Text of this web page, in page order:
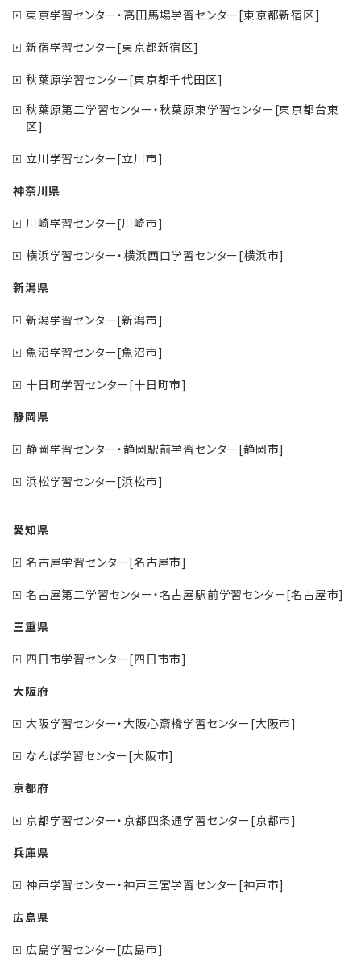
東京学習センター・高田馬場学習センター[東京都新宿区]
新宿学習センター[東京都新宿区]
秋葉原学習センター[東京都千代田区]
秋葉原第二学習センター・秋葉原東学習センター[東京都台東
区]
立川学習センター[立川市]
神奈川県
川崎学習センター[川崎市]
横浜学習センター・横浜西口学習センター[横浜市]
新潟県
新潟学習センター[新潟市]
魚沼学習センター[魚沼市]
十日町学習センター[十日町市]
静岡県
静岡学習センター・静岡駅前学習センター[静岡市]
浜松学習センター[浜松市]
愛知県
名古屋学習センター[名古屋市]
名古屋第二学習センター・名古屋駅前学習センター[名古屋市]
三重県
四日市学習センター[四日市市]
大阪府
大阪学習センター・大阪心斎橋学習センター[大阪市]
なんば学習センター[大阪市]
京都府
京都学習センター・京都四条通学習センター[京都市]
兵庫県
神戸学習センター・神戸三宮学習センター[神戸市]
広島県
広島学習センター[広島市]